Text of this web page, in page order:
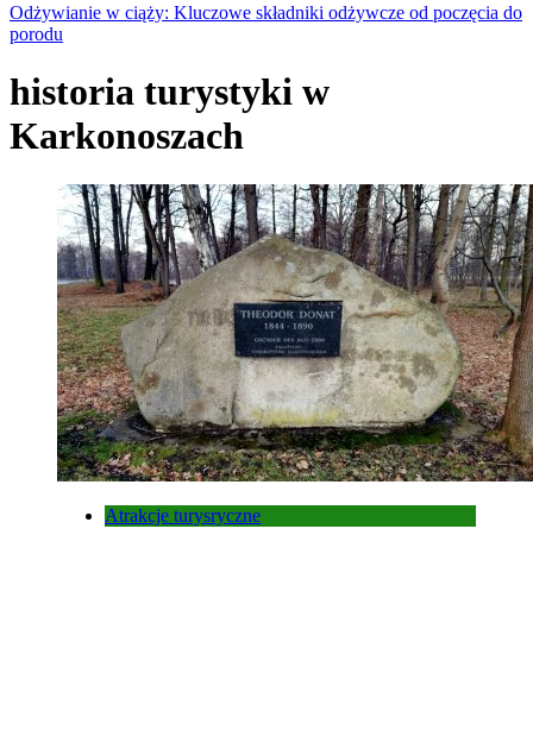
Odżywianie w ciąży: Kluczowe składniki odżywcze od poczęcia do
porodu
historia turystyki w
Karkonoszach
Atrakcje turysryczne